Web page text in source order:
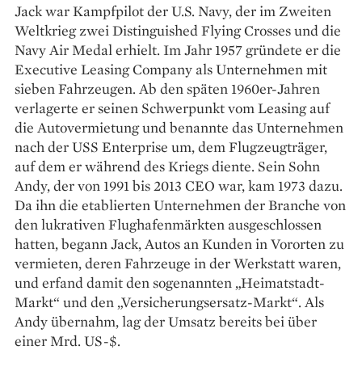
Jack war Kampfpilot der U.S. Navy, der im Zweiten
Weltkrieg zwei Distinguished ­Flying Crosses und die
Navy Air Medal erhielt. Im Jahr 1957 gründete er die
Executive Leasing Company als Unternehmen mit
sieben Fahrzeugen. Ab den späten 1960er-Jahren
verlagerte er seinen Schwerpunkt vom Leasing auf
die Autovermietung und benannte das Unternehmen
nach der USS Enterprise um, dem Flugzeugträger,
auf dem er während des Kriegs diente. Sein Sohn
Andy, der von 1991 bis 2013 CEO war, kam 1973 dazu.
Da ihn die etablierten Unternehmen der ­Branche von
den lukrativen Flughafenmärkten ausgeschlossen
hatten, begann Jack, Autos an Kunden in Vororten zu
vermieten, deren Fahrzeuge in der Werkstatt waren,
und erfand damit den sogenannten „Heimatstadt-
Markt“ und den „Versicherungsersatz-Markt“. Als
Andy übernahm, lag der Umsatz bereits bei über
einer Mrd. US-$.